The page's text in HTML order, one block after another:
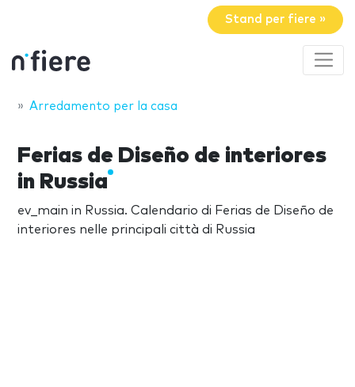
Stand per fiere »
Arredamento per la casa
Ferias de Diseño de interiores
in Russia
ev_main in Russia. Calendario di Ferias de Diseño de
interiores nelle principali città di Russia